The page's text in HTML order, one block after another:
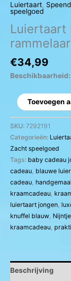
Luiertaart,
speelgoed
Luiertaart
€34,99
Beschikbaarheid:
Toevoegen
SKU: 7292191
Categorieën:
Zacht speelgoed
Tags: baby cadeau
cadeau, blauwe
cadeau,
kraamcadeau,
luiertaart jongen,
knuffel blauw,
kraamcadeau,
Beschrijving